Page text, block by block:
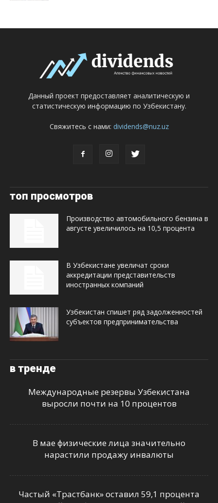
Данный проект предоставляет аналитическую и
статистическую информацию по Узбекистану.
Свяжитесь с нами: dividends@nuz.uz
топ просмотров
Производство автомобильного бензина в
августе увеличилось на 10,5 процента
В Узбекистане увеличат сроки
аккредитации представительств
иностранных компаний
Узбекистан спишет ряд задолженностей
субъектов предпринимательства
в тренде
Международные резервы Узбекистана
выросли почти на 10 процентов
В мае физические лица значительно
нарастили продажу инвалюты
Частый «Трастбанк» оставил 59,1 процента